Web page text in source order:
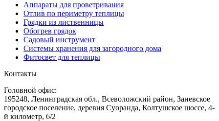
Аппараты для проветривания
Отлив по периметру теплицы
Грядки из лиственницы
Обогрев грядок
Садовый инструмент
Системы хранения для загородного дома
Фитосвет для теплицы
Контакты
Головной офис:
195248, Ленинградская обл., Всеволожский район, Заневское
городское поселение, деревня Суоранда, Колтушское шоссе, 4-
й километр, 6/2